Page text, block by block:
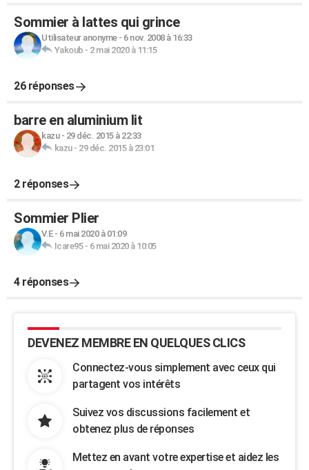
Sommier à lattes qui grince
Utilisateur anonyme- 6 nov. 2008 à 16:33
Yakoub - 2 mai 2020 à 11:15
26 réponses
barre en aluminium lit
kazu- 29 déc. 2015 à 22:33
kazu- 29 déc. 2015 à 23:01
2 réponses
Sommier Plier
V.E- 6 mai 2020 à 01:09
Icare95- 6 mai 2020 à 10:05
4 réponses
DEVENEZ MEMBRE EN QUELQUES CLICS
Connectez-vous simplement avec ceux qui
partagent vos intérêts
Suivez vos discussions facilement et
obtenez plus de réponses
Mettez en avant votre expertise et aidez les